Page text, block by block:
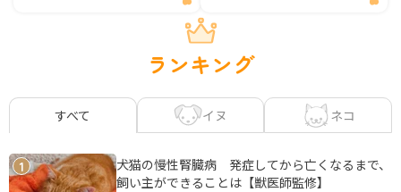
ランキング
すべて イヌ ネコ
1
犬猫の慢性腎臓病 発症してから亡くなるまで、
飼い主ができることは【獣医師監修】